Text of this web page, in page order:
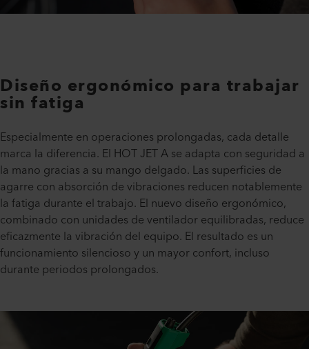
Diseño ergonómico para trabajar
sin fatiga
Especialmente en operaciones prolongadas, cada detalle
marca la diferencia. El HOT JET A se adapta con seguridad a
la mano gracias a su mango delgado. Las superficies de
agarre con absorción de vibraciones reducen notablemente
la fatiga durante el trabajo. El nuevo diseño ergonómico,
combinado con unidades de ventilador equilibradas, reduce
eficazmente la vibración del equipo. El resultado es un
funcionamiento silencioso y un mayor confort, incluso
durante periodos prolongados.